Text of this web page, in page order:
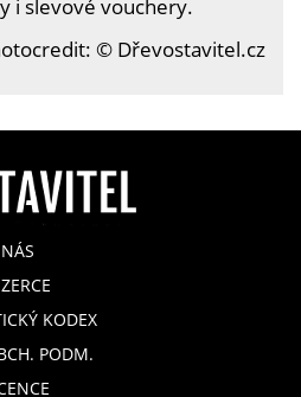
i slevové vouchery.
© Dřevostavitel.cz
KODEX
PODM.